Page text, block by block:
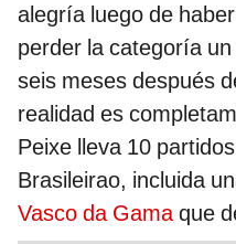
alegría luego de
perder la categoría
seis meses después
realidad es
Peixe lleva 10
Brasileirao, incluida
Vasco da Gamaque